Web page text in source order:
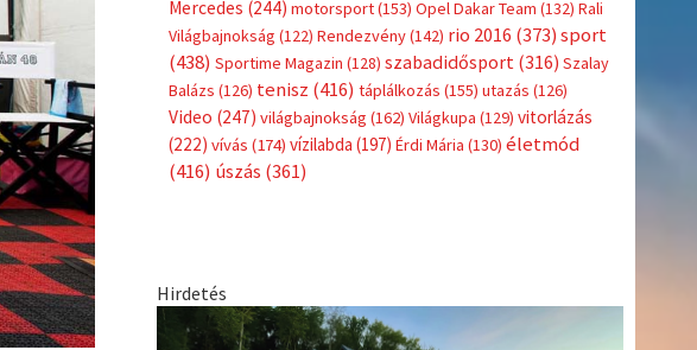
Címkék
asztalitenisz(130)atlétika (144)autosport